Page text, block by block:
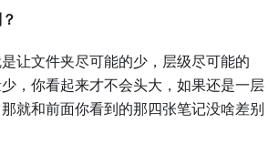
让文件夹尽可能的少，层级尽可能的
，你看起来才不会头大，如果还是一层
就和前面你看到的那四张笔记没啥差别